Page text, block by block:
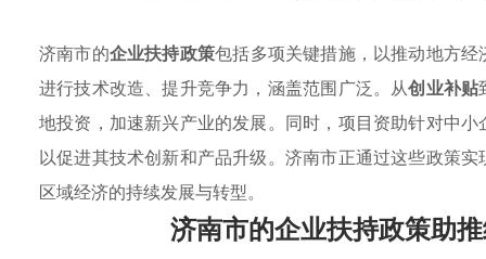
济南市的企业扶持政策包括多项关键措施，以推动地方
进行技术改造、提升竞争力，涵盖范围广泛。从创业补贴
地投资，加速新兴产业的发展。同时，项目资助针对中
以促进其技术创新和产品升级。济南市正通过这些政策实
区域经济的持续发展与转型。
济南市的企业扶持政策助